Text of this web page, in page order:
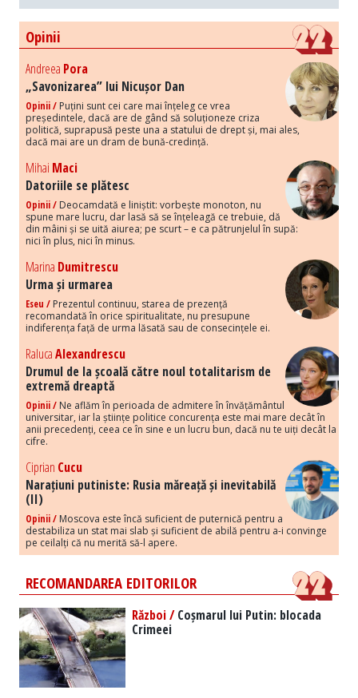
Opinii
Andreea Pora
„Savonizarea” lui Nicușor Dan
Opinii / Puțini sunt cei care mai înțeleg ce vrea
președintele, dacă are de gând să soluționeze criza
politică, suprapusă peste una a statului de drept și, mai ales,
dacă mai are un dram de bună-credință.
Mihai Maci
Datoriile se plătesc
Opinii / Deocamdată e liniștit: vorbește monoton, nu
spune mare lucru, dar lasă să se înțeleagă ce trebuie, dă
din mâini și se uită aiurea; pe scurt – e ca pătrunjelul în supă:
nici în plus, nici în minus.
Marina Dumitrescu
Urma și urmarea
Eseu / Prezentul continuu, starea de prezență
recomandată în orice spiritualitate, nu presupune
indiferența față de urma lăsată sau de consecințele ei.
RalucaAlexandrescu
Drumul de la școală către noul totalitarism de
extremă dreaptă
Opinii / Ne aflăm în perioada de admitere în învățământul
universitar, iar la științe politice concurența este mai mare decât în
anii precedenți, ceea ce în sine e un lucru bun, dacă nu te uiți decât la
cifre.
Ciprian Cucu
Narațiuni putiniste: Rusia măreață și inevitabilă
(II)
Opinii / Moscova este încă suficient de puternică pentru a
destabiliza un stat mai slab și suficient de abilă pentru a-i convinge
pe ceilalți că nu merită să-l apere.
RECOMANDAREA EDITORILOR
Război /Coșmarul lui Putin: blocada
Crimeei